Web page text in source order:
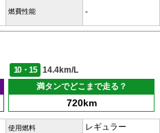
燃費性能 -
10・15
14.4km/L
満タンでどこまで走る？
720km
使用燃料
レギュラー